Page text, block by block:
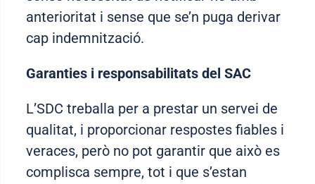
anterioritat i sense que se’n puga derivar
cap indemnització.
Garanties i responsabilitats del SAC
L’SDC treballa per a prestar un servei de
qualitat, i proporcionar respostes fiables i
veraces, però no pot garantir que això es
complisca sempre, tot i que s’estan